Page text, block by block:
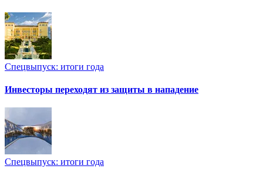
Спецвыпуск: итоги года
Инвесторы переходят из защиты в нападение
Спецвыпуск: итоги года